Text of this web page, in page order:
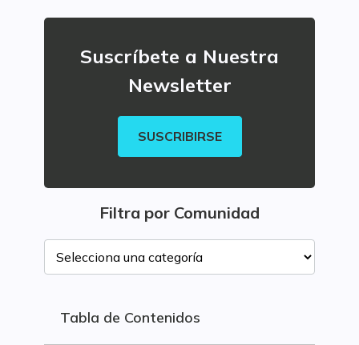
Suscríbete a Nuestra
Newsletter
SUSCRIBIRSE
Filtra por Comunidad
Tabla de Contenidos